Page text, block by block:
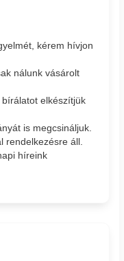
kérem hívjon
nálunk vásárolt
elkészítjük
is megcsináljuk.
rendelkezésre áll.
híreink